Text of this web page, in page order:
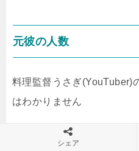
元彼の人数
料理監督うさぎ(YouTuber)
はわかりません
料理監督うさぎ(YouTuber)
シェア